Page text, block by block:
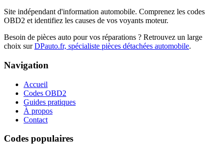
Site indépendant d'information automobile. Comprenez les codes
OBD2 et identifiez les causes de vos voyants moteur.
Besoin de pièces auto pour vos réparations ? Retrouvez un large
choix sur DPauto.fr, spécialiste pièces détachées automobile.
Navigation
Accueil
Codes OBD2
Guides pratiques
À propos
Contact
Codes populaires